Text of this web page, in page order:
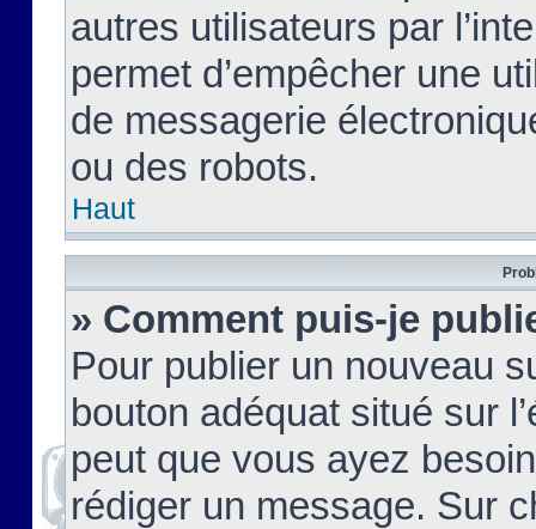
autres utilisateurs par
permet d’empêcher une
de messagerie
ou des robots.
Haut
» Comment puis-je
Pour publier un nouveau
bouton adéquat situé sur
peut que vous ayez
rédiger un message. Sur